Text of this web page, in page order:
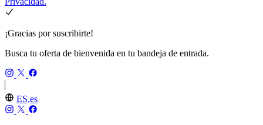
¡Gracias por suscribirte!
Busca tu oferta de bienvenida en tu bandeja de entrada.
ES,es